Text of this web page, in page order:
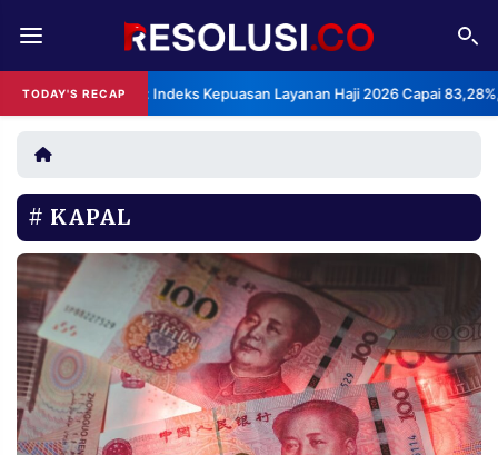
TODAY'S RECAPBPS: Indeks Kepuasan Layanan Haji 2026 Capai
REDAKSI TENTANG
RESOLUSI IKLAN
RUBRIKASI
EDITORIAL AKSARA
FINANSIA PERSONA
DAERAH NASIONAL
MANCA SPORT
KAPAL